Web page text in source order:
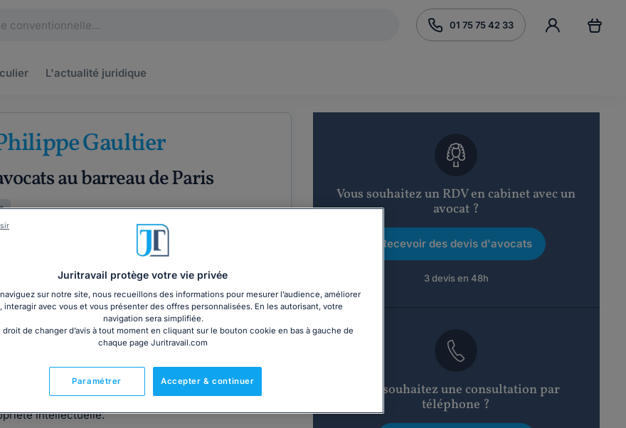
01 75 75 42 33
L'actualité juridique
Gaultier
au barreau de Paris
COORDONNÉES
de l'art. Son expertise est reconnue et par son
intellectuelle.
Vous souhaitez un RDV en cabinet avec un
avocat ?
Recevoir des devis d'avocats
3 devis en 48h
Vous souhaitez une consultation par
téléphone ?
Juritravail protège votre vie privée
sur notre site, nous recueillons des informations pour mesurer l’audience, améliorer
interagir avec vous et vous présenter des offres personnalisées. En les autorisant, votre
navigation sera simplifiée.
droit de changer d’avis à tout moment en cliquant sur le bouton cookie en bas à gauche de
chaque page Juritravail.com
Accepter & continuer
Paramétrer